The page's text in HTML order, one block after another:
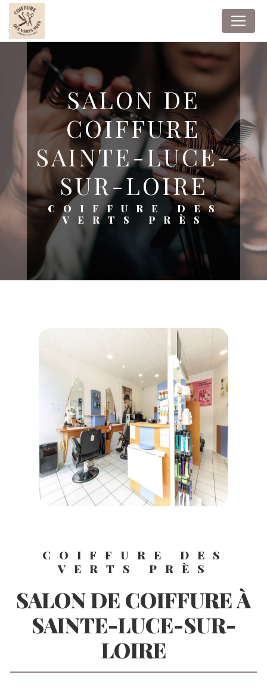
SALON DE
COIFFURE
SAINTE-LUCE-
SUR-LOIRE
COIFFURE DES
VERTS PRÈS
COIFFURE DES
VERTS PRÈS
SALON DE COIFFURE À
SAINTE-LUCE-SUR-
LOIRE
Panneau de gestion des cookies